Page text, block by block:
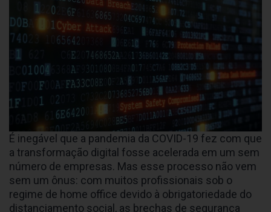
É inegável que a pandemia da COVID-19 fez com que
a transformação digital fosse acelerada em um sem
número de empresas. Mas esse processo não vem
sem um ônus: com muitos profissionais sob o
regime de home office devido à obrigatoriedade do
distanciamento social, as brechas de segurança